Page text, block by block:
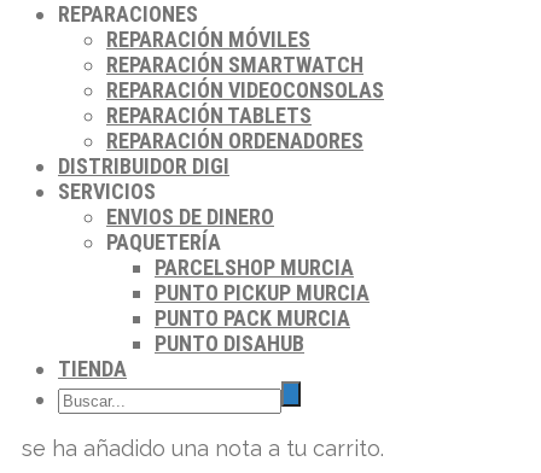
REPARACIONES
REPARACIÓN MÓVILES
REPARACIÓN SMARTWATCH
REPARACIÓN VIDEOCONSOLAS
REPARACIÓN TABLETS
REPARACIÓN ORDENADORES
DISTRIBUIDOR DIGI
SERVICIOS
ENVIOS DE DINERO
PAQUETERÍA
PARCELSHOP MURCIA
PUNTO PICKUP MURCIA
PUNTO PACK MURCIA
PUNTO DISAHUB
TIENDA
se ha añadido una nota a tu carrito.